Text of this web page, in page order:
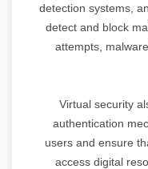
detection systems,
detect and block
attempts,
Virtual security
authentication
users and ensure
access digital